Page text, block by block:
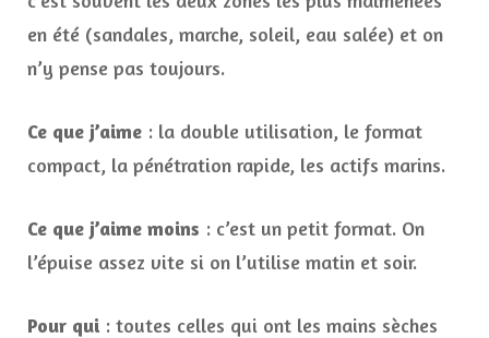
en été (sandales, marche, soleil, eau salée) et on
n’y pense pas toujours.
Ce que j’aime : la double utilisation, le format
compact, la pénétration rapide, les actifs marins.
Ce que j’aime moins : c’est un petit format. On
l’épuise assez vite si on l’utilise matin et soir.
Pour qui : toutes celles qui ont les mains sèches